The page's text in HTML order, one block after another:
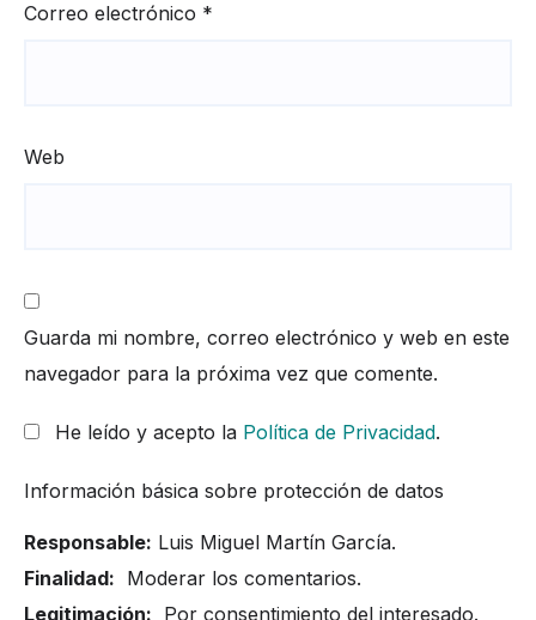
Correo electrónico *
Web
Guarda mi nombre, correo electrónico y web en este
navegador para la próxima vez que comente.
He leído y acepto la Política de Privacidad.
Información básica sobre protección de datos
Responsable: Luis Miguel Martín García.
Finalidad: Moderar los comentarios.
Legitimación: Por consentimiento del interesado.